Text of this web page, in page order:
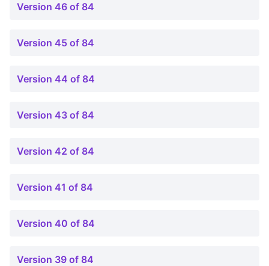
Version 46 of 84
Version 45 of 84
Version 44 of 84
Version 43 of 84
Version 42 of 84
Version 41 of 84
Version 40 of 84
Version 39 of 84